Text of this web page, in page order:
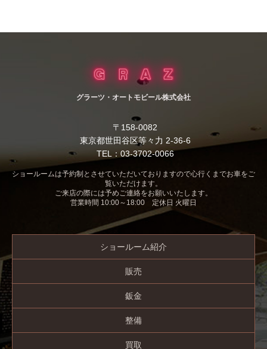
グラーツ・オートモビール株式会社
〒158-0082
東京都世田谷区等々力 2-36-6
TEL：03-3702-0066
ショールームは予約制とさせていただいておりますので心行くまでお車をご
覧いただけます。
ご来店の際には予めご連絡をお願いいたします。
営業時間 10:00～18:00 定休日 火曜日
ショールーム紹介
販売
鈑金
整備
買取